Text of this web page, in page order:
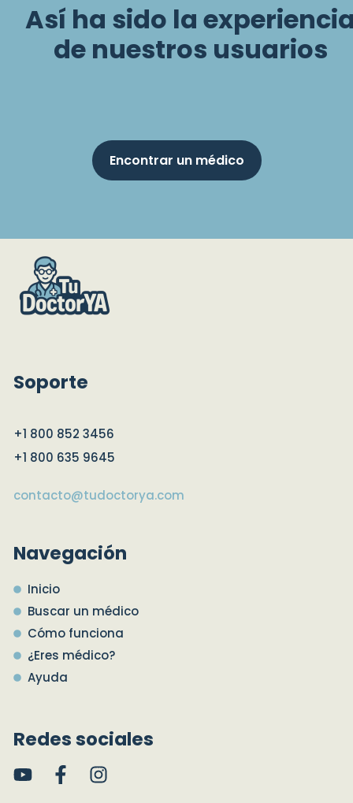
Así ha sido la
de nuestros usuarios
Encontrar un médico
Soporte
+1 800 852 3456
+1 800 635 9645
contacto@tudoctorya.com
Navegación
Inicio
Buscar un médico
Cómo funciona
¿Eres médico?
Ayuda
Redes sociales